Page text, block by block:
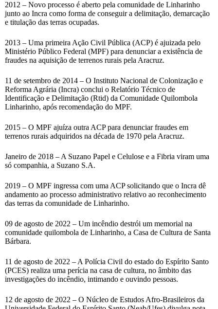
2012 – Novo processo é aberto pela comunidade de Linharinho
junto ao Incra como forma de conseguir a delimitação, demarcação
e titulação das terras ocupadas.
2013 – Uma primeira Ação Civil Pública (ACP) é ajuizada pelo
Ministério Público Federal (MPF) para denunciar a existência de
fraudes na aquisição de terrenos rurais pela Aracruz.
11 de setembro de 2014 – O Instituto Nacional de Colonização e
Reforma Agrária (Incra) conclui o Relatório Técnico de
Identificação e Delimitação (Rtid) da Comunidade Quilombola
Linharinho, após recomendação do MPF.
2015 – O MPF ajuíza outra ACP para denunciar fraudes em
terrenos rurais adquiridos na década de 1970 pela Aracruz.
Janeiro de 2018 – A Suzano Papel e Celulose e a Fibria viram uma
só companhia, a Suzano S.A.
2019 – O MPF ingressa com uma ACP solicitando que o Incra dê
andamento ao processo administrativo relativo ao reconhecimento
das terras da comunidade de Linharinho.
09 de agosto de 2022 – Um incêndio destrói um memorial na
comunidade quilombola de Linharinho, a Casa de Cultura de Santa
Bárbara.
11 de agosto de 2022 – A Polícia Civil do estado do Espírito Santo
(PCES) realiza uma perícia na casa de cultura, no âmbito das
investigações do incêndio, intimando e ouvindo pessoas.
12 de agosto de 2022 – O Núcleo de Estudos Afro-Brasileiros da